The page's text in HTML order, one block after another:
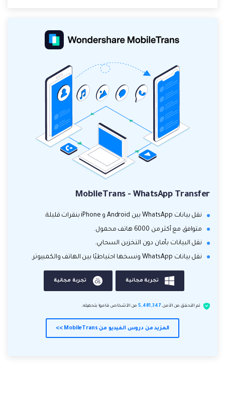
MobileTrans - WhatsApp Transfer
نقل بيانات WhatsApp بين Android و iPhone بنقرات قليلة.
متوافق مع أكثر من 6000 هاتف محمول.
نقل البيانات بأمان دون التخزين السحابي.
نقل بيانات WhatsApp ونسخها احتياطيًا بين الهاتف والكمبيوتر.
تجربة مجانية تجربة مجانية
تم التحقق من الأمن.5,481,347 من الأشخاص قاموا بتحميله.
المزيد من دروس الفيديو من MobileTrans >>